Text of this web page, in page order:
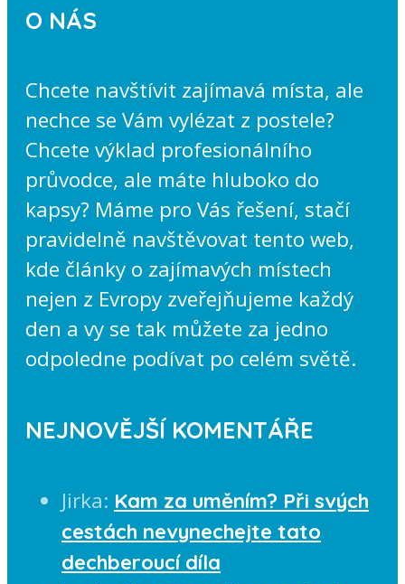
O NÁS
Chcete navštívit zajímavá místa, ale
nechce se Vám vylézat z postele?
Chcete výklad profesionálního
průvodce, ale máte hluboko do
kapsy? Máme pro Vás řešení, stačí
pravidelně navštěvovat tento web,
kde články o zajímavých místech
nejen z Evropy zveřejňujeme každý
den a vy se tak můžete za jedno
odpoledne podívat po celém světě.
NEJNOVĚJŠÍ KOMENTÁŘE
Jirka: Kam za uměním? Při svých
cestách nevynechejte tato
dechberoucí díla